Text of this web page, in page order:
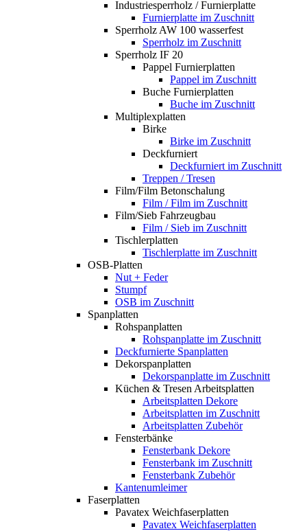
Industriesperrholz / Furnierplatte
Furnierplatte im Zuschnitt
Sperrholz AW 100 wasserfest
Sperrholz im Zuschnitt
Sperrholz IF 20
Pappel Furnierplatten
Pappel im Zuschnitt
Buche Furnierplatten
Buche im Zuschnitt
Multiplexplatten
Birke
Birke im Zuschnitt
Deckfurniert
Deckfurniert im Zuschnitt
Treppen / Tresen
Film/Film Betonschalung
Film / Film im Zuschnitt
Film/Sieb Fahrzeugbau
Film / Sieb im Zuschnitt
Tischlerplatten
Tischlerplatte im Zuschnitt
OSB-Platten
Nut + Feder
Stumpf
OSB im Zuschnitt
Spanplatten
Rohspanplatten
Rohspanplatte im Zuschnitt
Deckfurnierte Spanplatten
Dekorspanplatten
Dekorspanplatte im Zuschnitt
Küchen & Tresen Arbeitsplatten
Arbeitsplatten Dekore
Arbeitsplatten im Zuschnitt
Arbeitsplatten Zubehör
Fensterbänke
Fensterbank Dekore
Fensterbank im Zuschnitt
Fensterbank Zubehör
Kantenumleimer
Faserplatten
Pavatex Weichfaserplatten
Pavatex Weichfaserplatten